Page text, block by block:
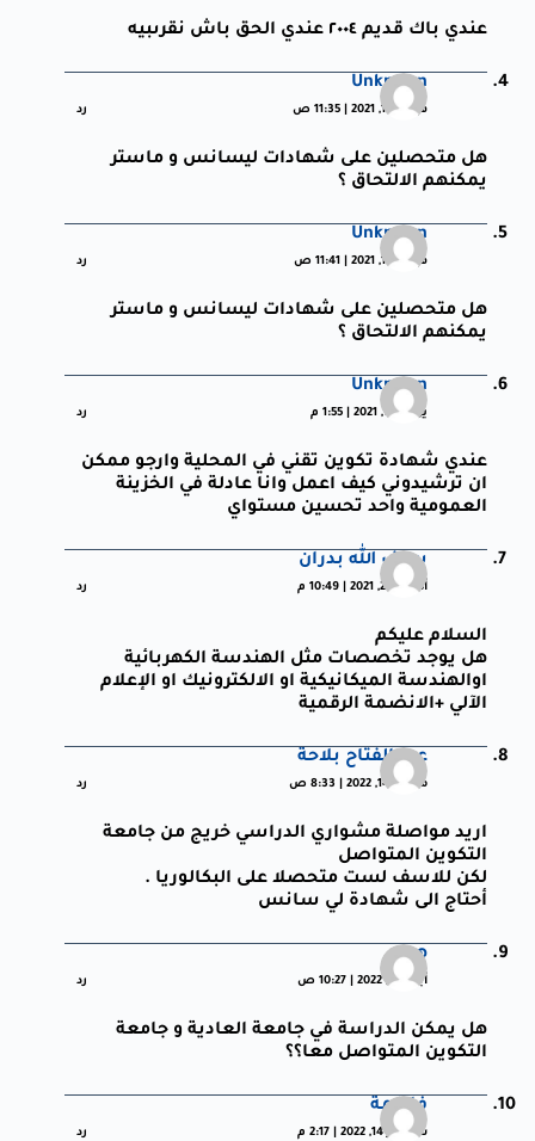
عندي باك قديم ٢٠٠٤ عندي الحق باش نقرىبيه
Unknown
فبراير 10, 2021 | 11:35 ص رد
هل متحصلين على شهادات ليسانس و ماستر
يمكنهم الالتحاق ؟
Unknown
فبراير 10, 2021 | 11:41 ص رد
هل متحصلين على شهادات ليسانس و ماستر
يمكنهم الالتحاق ؟
Unknown
يونيو 16, 2021 | 1:55 م رد
عندي شهادة تكوين تقني في المحلية وارجو ممكن
ان ترشيدوني كيف اعمل وانا عادلة في الخزينة
العمومية واحد تحسين مستواي
سيف الله بدران
أكتوبر 29, 2021 | 10:49 م رد
السلام عليكم
هل يوجد تخصصات مثل الهندسة الكهربائية
اوالهندسة الميكانيكية او الالكترونيك او الإعلام
الآلي +الانضمة الرقمية
عبد الفتاح بلاحة
مارس 14, 2022 | 8:33 ص رد
اريد مواصلة مشواري الدراسي خريج من جامعة
التكوين المتواصل
لكن للاسف لست متحصلا على البكالوريا .
أحتاج الى شهادة لي سانس
هدى
أبريل 2, 2022 | 10:27 ص رد
هل يمكن الدراسة في جامعة العادية و جامعة
التكوين المتواصل معا؟؟
فاطمة
سبتمبر 14, 2022 | 2:17 م رد